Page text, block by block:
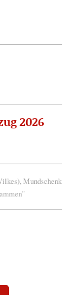
2026
Mundschenk